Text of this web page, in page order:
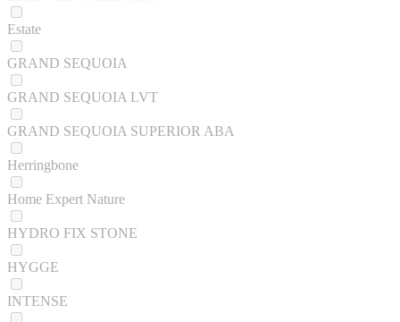
Estate
GRAND SEQUOIA
GRAND SEQUOIA LVT
GRAND SEQUOIA SUPERIOR ABA
Herringbone
Home Expert Nature
HYDRO FIX STONE
HYGGE
INTENSE